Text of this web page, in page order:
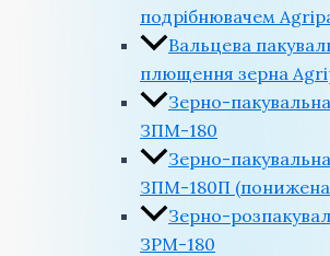
подрібнювачем
Вальцева
плющення зерна
Зерно-
ЗПМ-180
Зерно-
ЗПМ-180П
Зерно-
ЗРМ-180